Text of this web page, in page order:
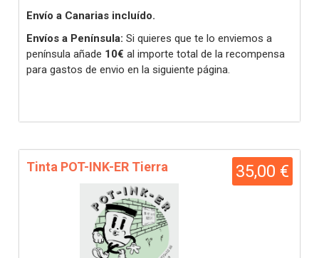
Envío a Canarias incluído.
Envíos a Península: Si quieres que te lo enviemos a
península añade 10€ al importe total de la recompensa
para gastos de envio en la siguiente página.
35,00 €
Tinta POT-INK-ER Tierra